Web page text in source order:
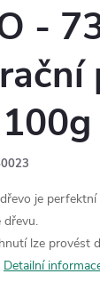
-
je
dřevu.
lze provést
Detailní